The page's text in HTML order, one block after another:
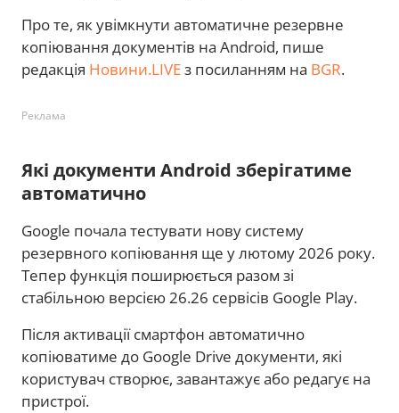
Про те, як увімкнути автоматичне резервне
копіювання документів на Android, пише
редакція Новини.LIVEз посиланням на BGR.
Реклама
Які документи Android зберігатиме
автоматично
Google почала тестувати нову систему
резервного копіювання ще у лютому 2026 року.
Тепер функція поширюється разом зі
стабільною версією 26.26 сервісів Google Play.
Після активації смартфон автоматично
копіюватиме до Google Drive документи, які
користувач створює, завантажує або редагує на
пристрої.